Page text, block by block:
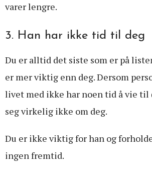
varer lengre.
3. Han har ikke tid til deg
Du er alltid det siste som er på
er mer viktig enn deg. Dersom
livet med ikke har noen tid å vie til
seg virkelig ikke om deg.
Du er ikke viktig for han og
ingen fremtid.